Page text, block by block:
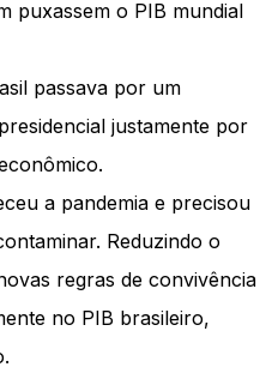
puxassem o PIB mundial
passava por um
justamente por
a pandemia e precisou
Reduzindo o
regras de convivência
no PIB brasileiro,